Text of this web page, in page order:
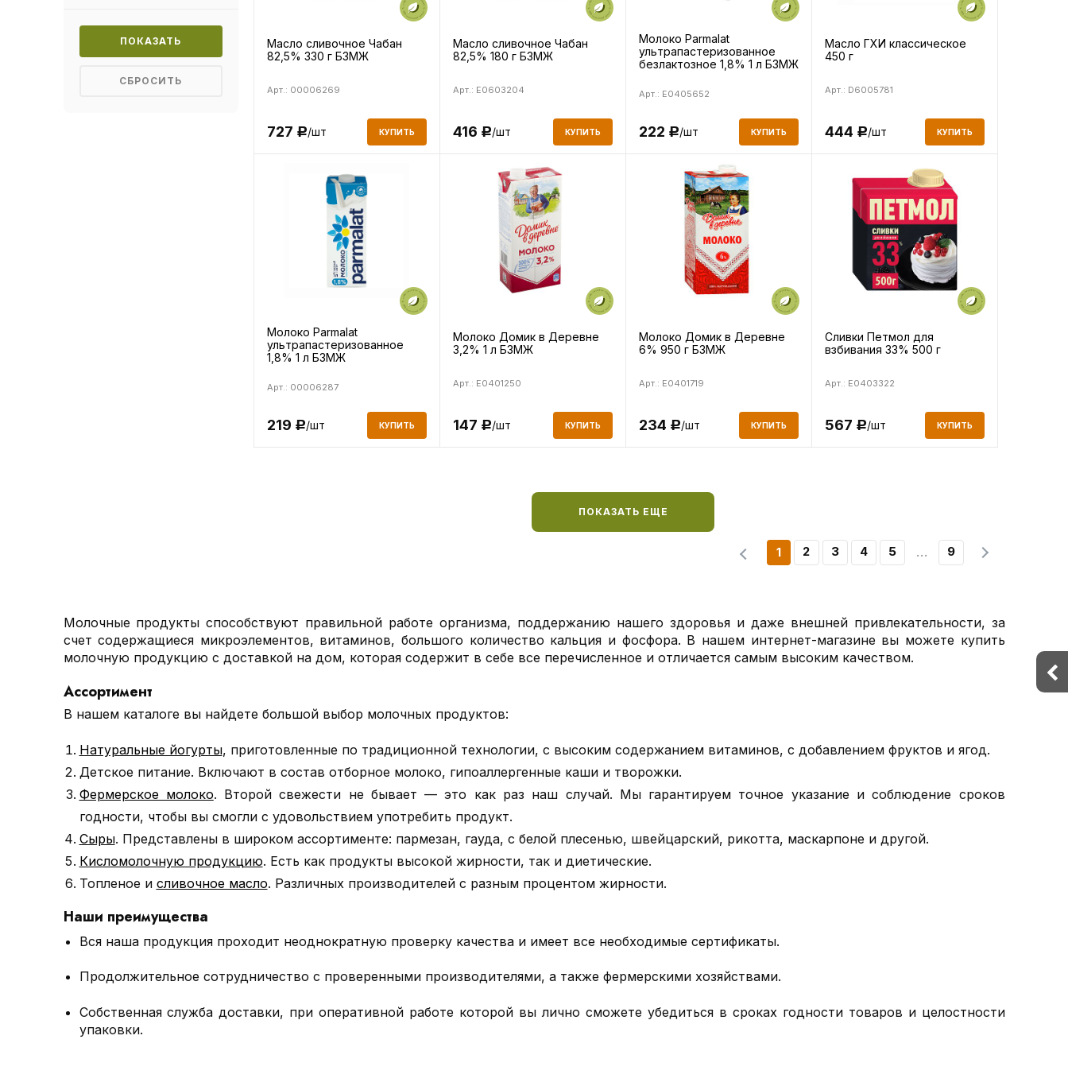
Масло сливочное Чабан
82,5% 330 г БЗМЖ
Арт.: 00006269
727 Р/шт КУПИТЬ
Масло сливочное Чабан
82,5% 180 г БЗМЖ
Арт.: E0603204
416 Р/шт КУПИТЬ
Молоко Parmalat
ультрапастеризованное
безлактозное 1,8% 1 л БЗМЖ
Арт.: E0405652
222 Р/шт КУПИТЬ
Масло ГХИ классическое
450 г
Арт.: D6005781
444 Р/шт КУПИТЬ
Молоко Parmalat
ультрапастеризованное
1,8% 1 л БЗМЖ
Арт.: 00006287
219 Р/шт КУПИТЬ
Молоко Домик в Деревне
3,2% 1 л БЗМЖ
Арт.: E0401250
147 Р/шт КУПИТЬ
Молоко Домик в Деревне
6% 950 г БЗМЖ
Арт.: E0401719
234 Р/шт КУПИТЬ
Сливки Петмол для
взбивания 33% 500 г
Арт.: E0403322
567 Р/шт КУПИТЬ
ПОКАЗАТЬ ЕЩЕ
1 2 3 4 5 9
Молочные продукты способствуют правильной работе организма, поддержанию нашего здоровья и даже внешней привлекательности, за
счет содержащиеся микроэлементов, витаминов, большого количество кальция и фосфора. В нашем интернет-магазине вы можете купить
молочную продукцию с доставкой на дом, которая содержит в себе все перечисленное и отличается самым высоким качеством.
Ассортимент
В нашем каталоге вы найдете большой выбор молочных продуктов:
Натуральные йогурты, приготовленные по традиционной технологии, с высоким содержанием витаминов, с добавлением фруктов и ягод.
Детское питание. Включают в состав отборное молоко, гипоаллергенные каши и творожки.
Фермерское молоко. Второй свежести не бывает — это как раз наш случай. Мы гарантируем точное указание и соблюдение сроков
годности, чтобы вы смогли с удовольствием употребить продукт.
Сыры. Представлены в широком ассортименте: пармезан, гауда, с белой плесенью, швейцарский, рикотта, маскарпоне и другой.
Кисломолочную продукцию. Есть как продукты высокой жирности, так и диетические.
Топленое и сливочное масло. Различных производителей с разным процентом жирности.
Наши преимущества
Вся наша продукция проходит неоднократную проверку качества и имеет все необходимые сертификаты.
Продолжительное сотрудничество с проверенными производителями, а также фермерскими хозяйствами.
Собственная служба доставки, при оперативной работе которой вы лично сможете убедиться в сроках годности товаров и целостности
упаковки.